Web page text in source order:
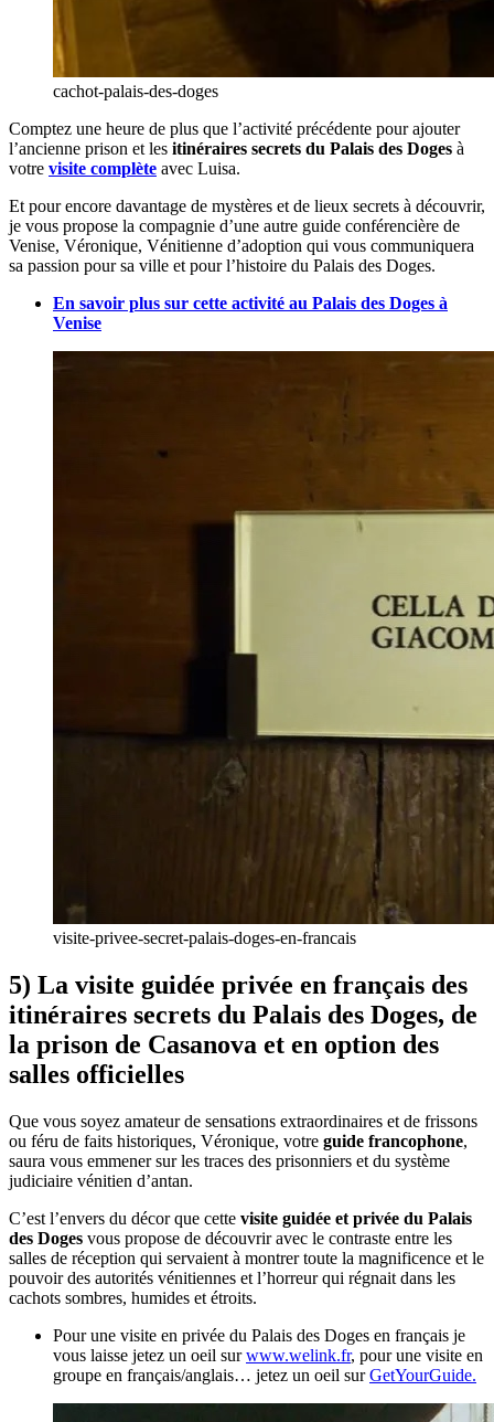
cachot-palais-des-doges
Comptez une heure de plus que l’activité précédente pour ajouter
l’ancienne prison et les itinéraires secrets du Palais des Doges à
votre visite complète avec Luisa.
Et pour encore davantage de mystères et de lieux secrets à découvrir,
je vous propose la compagnie d’une autre guide conférencière de
Venise, Véronique, Vénitienne d’adoption qui vous communiquera
sa passion pour sa ville et pour l’histoire du Palais des Doges.
En savoir plus sur cette activité au Palais des Doges à
Venise
visite-privee-secret-palais-doges-en-francais
5) La visite guidée privée en français des
itinéraires secrets du Palais des Doges, de
la prison de Casanova et en option des
salles officielles
Que vous soyez amateur de sensations extraordinaires et de frissons
ou féru de faits historiques, Véronique, votre guide francophone,
saura vous emmener sur les traces des prisonniers et du système
judiciaire vénitien d’antan.
C’est l’envers du décor que cette visite guidée et privée du Palais
des Doges vous propose de découvrir avec le contraste entre les
salles de réception qui servaient à montrer toute la magnificence et le
pouvoir des autorités vénitiennes et l’horreur qui régnait dans les
cachots sombres, humides et étroits.
Pour une visite en privée du Palais des Doges en français je
vous laisse jetez un oeil surwww.welink.fr, pour une visite en
groupe en français/anglais… jetez un oeil surGetYourGuide.